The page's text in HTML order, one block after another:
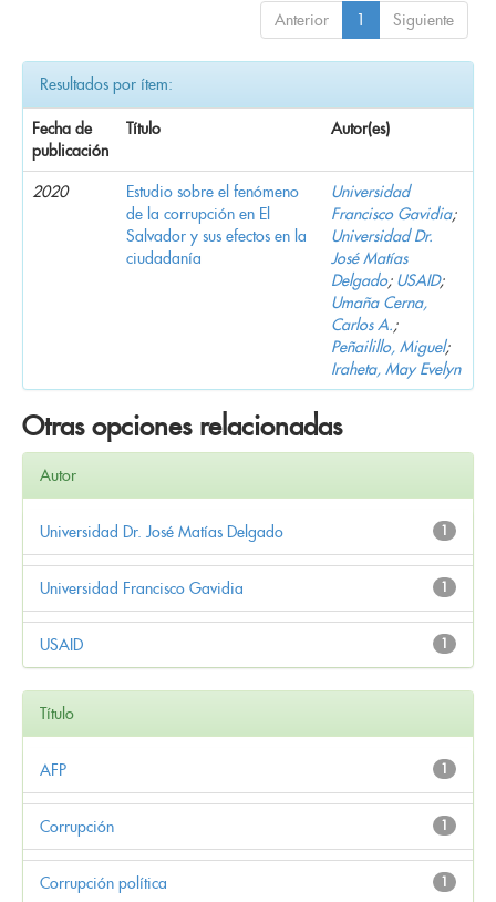
Anterior 1 Siguiente
Resultados por ítem:
Fecha de
publicación
Título Autor(es)
2020
Estudio sobre el fenómeno
de la corrupción en El
Salvador y sus efectos en la
ciudadanía
Universidad
Francisco Gavidia;
Universidad Dr.
José Matías
Delgado; USAID;
Umaña Cerna,
Carlos A.;
Peñailillo, Miguel;
Iraheta, May Evelyn
Otras opciones relacionadas
Autor
1
Universidad Dr. José Matías Delgado
1
Universidad Francisco Gavidia
1
USAID
Título
1
AFP
1
Corrupción
1
Corrupción política